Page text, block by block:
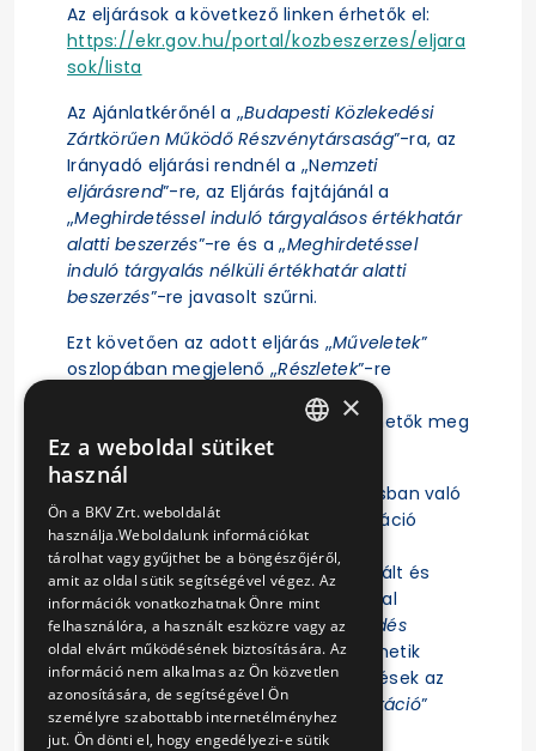
Az eljárások a következő linken érhetők el:
https://ekr.gov.hu/portal/kozbeszerzes/eljara
sok/lista
Az Ajánlatkérőnél a „Budapesti Közlekedési
Zártkörűen Működő Részvénytársaság”-ra, az
Irányadó eljárási rendnél a „Nemzeti
eljárásrend”-re, az Eljárás fajtájánál a
„Meghirdetéssel induló tárgyalásos értékhatár
alatti beszerzés”-re és a „Meghirdetéssel
induló tárgyalás nélküli értékhatár alatti
beszerzés”-re javasolt szűrni.
Ezt követően az adott eljárás „Műveletek”
oszlopában megjelenő „Részletek”-re
kattintás után érhető el az eljárás
ajánlattételi felhívása, illetve tekinthetők meg
az eljárásra vonatkozó főbb adatok.
Felhívjuk a figyelmet, hogy az eljárásban való
részvételhez az EKR-be való regisztráció
szükséges! Az eljárás további
dokumentumait az EKR-ben regisztrált és
ajánlat összeállítására jogosultsággal
rendelkező Felhasználók az „Érdeklődés
jelzése” funkció indítása után tekinthetik
meg. Az eljárással kapcsolatos kérdések az
EKR-ben erre létrehozott „
Kommunikáció”
felületen tehetők fel.
×
Ez a weboldal sütiket
használ
Ön a BKV Zrt. weboldalát
használja.Weboldalunk információkat
tárolhat vagy gyűjthet be a böngészőjéről,
amit az oldal sütik segítségével végez. Az
információk vonatkozhatnak Önre mint
felhasználóra, a használt eszközre vagy az
oldal elvárt működésének biztosítására. Az
információ nem alkalmas az Ön közvetlen
azonosítására, de segítségével Ön
személyre szabottabb internetélményhez
jut. Ön dönti el, hogy engedélyezi-e sütik